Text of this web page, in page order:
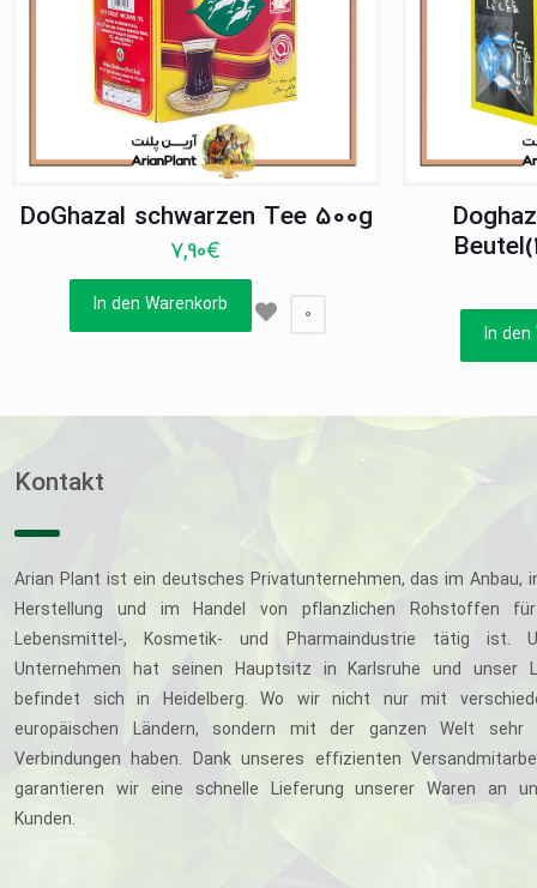
DoGhazal schwarzen Tee 500g
7,90€
In den Warenkorb 0
In den
Kontakt
Arian Plant ist ein deutsches Privatunternehmen, das im Anbau,
Herstellung und im Handel von pflanzlichen Rohstoffen
Lebensmittel-, Kosmetik- und Pharmaindustrie tätig ist.
Unternehmen hat seinen Hauptsitz in Karlsruhe und unser
befindet sich in Heidelberg. Wo wir nicht nur mit
europäischen Ländern, sondern mit der ganzen Welt sehr
Verbindungen haben. Dank unseres effizienten
garantieren wir eine schnelle Lieferung unserer Waren an
Kunden.